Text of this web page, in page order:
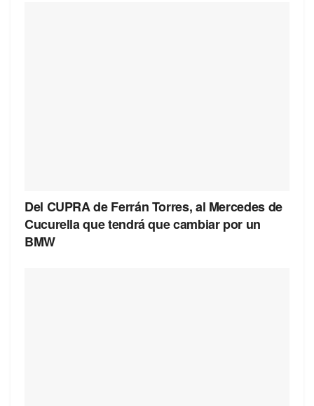
Del CUPRA de Ferrán Torres, al Mercedes de
Cucurella que tendrá que cambiar por un
BMW